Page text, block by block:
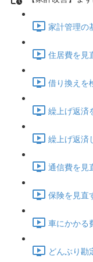
家計管理の
住居費を見
借り換えを
繰上げ返済
繰上げ返済
通信費を見
保険を見直
車にかかる
どんぶり勘